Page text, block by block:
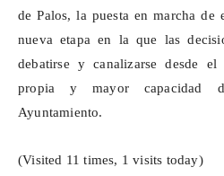
de Palos, la puesta en marcha de
nueva etapa en la que las
debatirse y canalizarse desde
propia y mayor capacidad
Ayuntamiento.
(Visited 11 times, 1 visits today)